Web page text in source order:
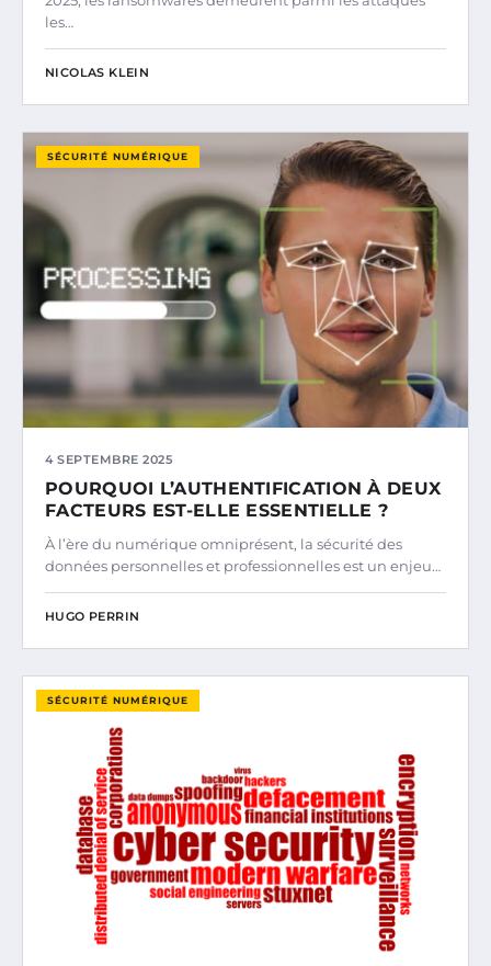
les…
NICOLAS KLEIN
SÉCURITÉ NUMÉRIQUE
4 SEPTEMBRE 2025
POURQUOI L’AUTHENTIFICATION À DEUX
FACTEURS EST-ELLE ESSENTIELLE ?
À l’ère du numérique omniprésent, la sécurité des
données personnelles et professionnelles est un enjeu…
HUGO PERRIN
SÉCURITÉ NUMÉRIQUE